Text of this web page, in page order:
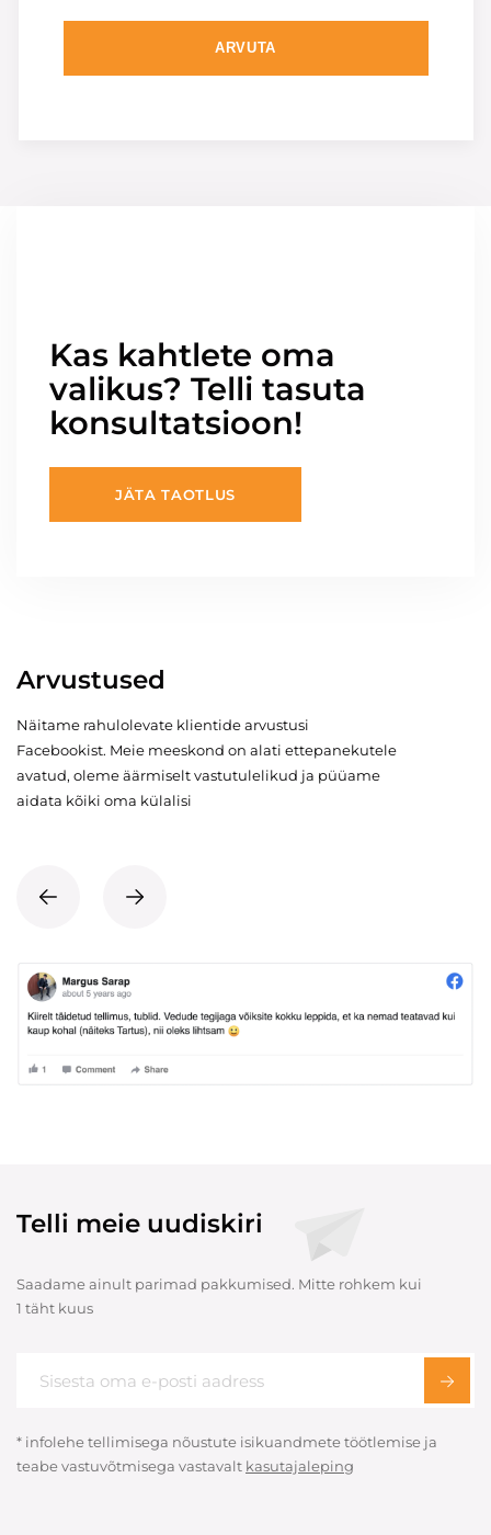
ARVUTA
Kas kahtlete oma
valikus? Telli tasuta
konsultatsioon!
JÄTA TAOTLUS
Arvustused
Näitame rahulolevate klientide arvustusi
Facebookist. Meie meeskond on alati ettepanekutele
avatud, oleme äärmiselt vastutulelikud ja püüame
aidata kõiki oma külalisi
Telli meie uudiskiri
Saadame ainult parimad pakkumised. Mitte rohkem kui
1 täht kuus
* infolehe tellimisega nõustute isikuandmete töötlemise ja
teabe vastuvõtmisega vastavalt kasutajaleping